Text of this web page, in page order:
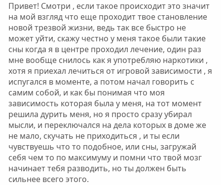
Привет! Смотри , если такое происходит это значит
на мой взгляд что еще проходит твое становление
новой трезвой жизни, ведь так все быстро не
может уйти, скажу честно у меня такое были такие
сны когда я в центре проходил лечение, один раз
мне вообще снилось как я употребляю наркотики ,
хотя я приехал лечиться от игровой зависимости , я
испугался в моменте, а потом начал говорить с
самим собой, и как бы понимая что моя
зависимость которая была у меня, на тот момент
решила дурить меня, но я просто сразу убирал
мысли, и переключался на дела которых в доме же
не мало, скучать не приходиться , и ты если
чувствуешь что то подобное, или сны, загружай
себя чем то по максимуму и помни что твой мозг
начинает тебя разводить, но ты должен быть
сильнее всего этого.